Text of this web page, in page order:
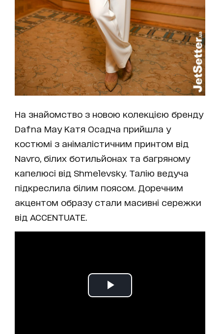
На знайомство з новою колекцією бренду
Dafna May Катя Осадча прийшла у
костюмі з анімалістичним принтом від
Navro, білих ботильйонах та багряному
капелюсі від Shmelevsky. Талію ведуча
підкреслила білим поясом. Доречним
акцентом образу стали масивні сережки
від ACCENTUATE.